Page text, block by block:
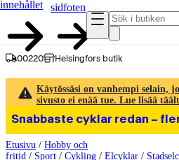
innehållet
sidfoten
00220 Helsingfors butik
Käytössäsi on vanhempi selain,
sivusto ei enää tue. Lue lisää
Snabbaste cyklar redan –
Etusivu / Hobby och
fritid / Sport / Cykling / Elcyklar /